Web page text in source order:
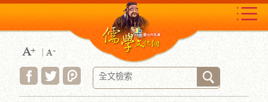
到
主
要
內
容
區